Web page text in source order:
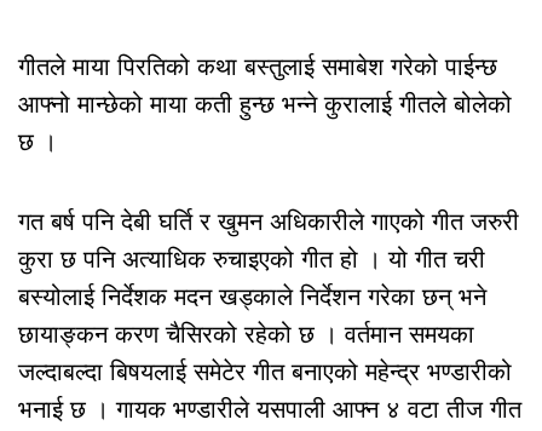
गीतले माया पिरतिको कथा बस्तुलाई समाबेश गरेको पाईन्छ
आफ्नो मान्छेको माया कती हुन्छ भन्ने कुरालाई गीतले बोलेको
छ ।
गत बर्ष पनि देबी घर्ति र खुमन अधिकारीले गाएको गीत जरुरी
कुरा छ पनि अत्याधिक रुचाइएको गीत हो । यो गीत चरी
बस्योलाई निर्देशक मदन खड्काले निर्देशन गरेका छन् भने
छायाङ्कन करण चैसिरको रहेको छ । वर्तमान समयका
जल्दाबल्दा बिषयलाई समेटेर गीत बनाएको महेन्द्र भण्डारीको
भनाई छ । गायक भण्डारीले यसपाली आफ्न ४ वटा तीज गीत